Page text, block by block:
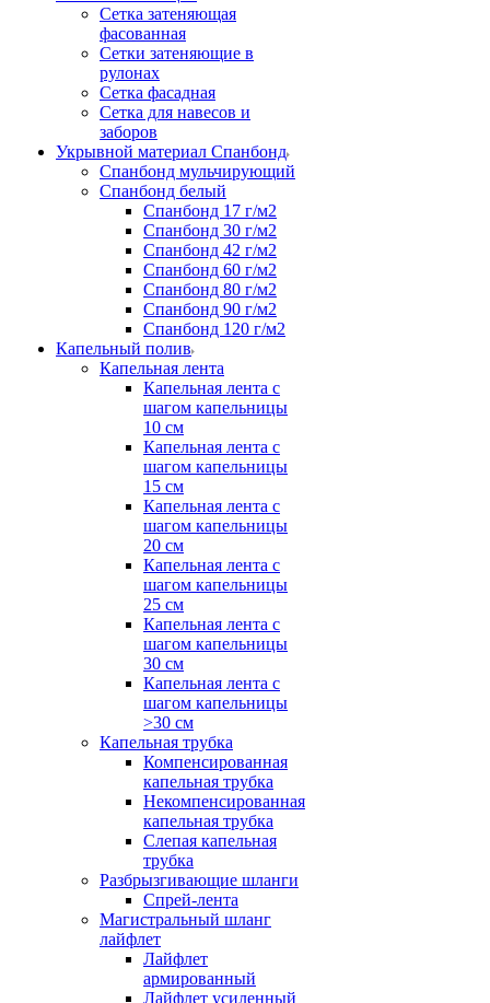
Сетка затеняющая
фасованная
Сетки затеняющие в
рулонах
Сетка фасадная
Сетка для навесов и
заборов
Укрывной материал Спанбонд
Спанбонд мульчирующий
Спанбонд белый
Спанбонд 17 г/м2
Спанбонд 30 г/м2
Спанбонд 42 г/м2
Спанбонд 60 г/м2
Спанбонд 80 г/м2
Спанбонд 90 г/м2
Спанбонд 120 г/м2
Капельный полив
Капельная лента
Капельная лента с
шагом капельницы
10 см
Капельная лента с
шагом капельницы
15 см
Капельная лента с
шагом капельницы
20 см
Капельная лента с
шагом капельницы
25 см
Капельная лента с
шагом капельницы
30 см
Капельная лента с
шагом капельницы
>30 см
Капельная трубка
Компенсированная
капельная трубка
Некомпенсированная
капельная трубка
Слепая капельная
трубка
Разбрызгивающие шланги
Спрей-лента
Магистральный шланг
лайфлет
Лайфлет
армированный
Лайфлет усиленный